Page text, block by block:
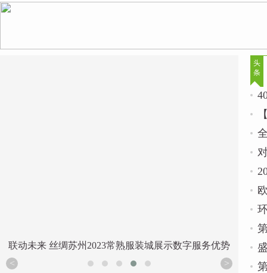
联动未来 丝绸苏州2023常熟服装城展示数字服务优势
中
<
>
头
条
◆